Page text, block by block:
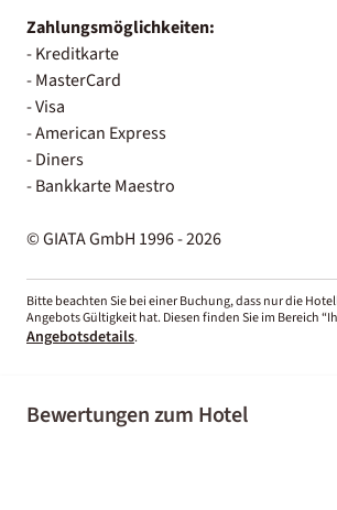
Zahlungsmöglichkeiten:
- Kreditkarte
- MasterCard
- Visa
- American Express
- Diners
- Bankkarte Maestro
© GIATA GmbH 1996 - 2026
Bitte beachten Sie bei einer Buchung, dass nur die
Angebots Gültigkeit hat. Diesen finden Sie im Bereich
Angebotsdetails.
Bewertungen zum Hotel